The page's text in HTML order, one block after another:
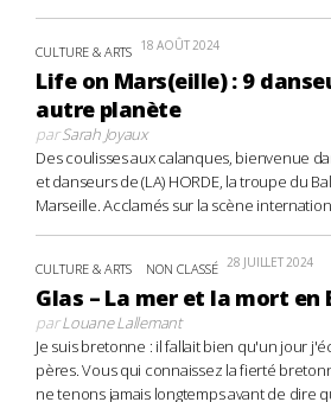
CULTURE & ARTS 18 AOÛT 2024
Life on Mars(eille) : 9
autre planète
parSarah Joyaux
Des coulisses aux calanques, bienvenue
et danseurs de (LA) HORDE, la troupe du
Marseille. Acclamés sur la scène
CULTURE & ARTS NON CLASSÉ 28 JUILLET 2024
Glas – La mer et la mort en
parLouane Lallemant
Je suis bretonne : il fallait bien qu'un jour
pères. Vous qui connaissez la fierté
ne tenons jamais longtemps avant de dire